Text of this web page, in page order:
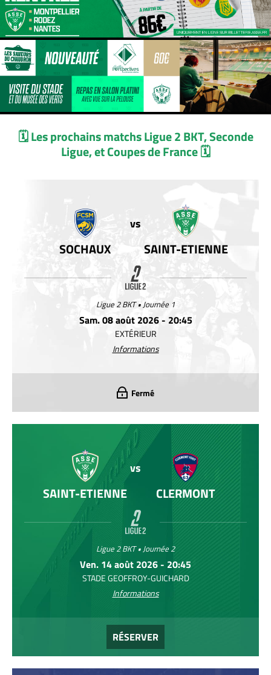
🗓️ Les prochains matchs Ligue 2 BKT, Seconde
Ligue, et Coupes de France 🗓️
SOCHAUX
vs
SAINT-ETIENNE
Ligue 2 BKT • Journée 1
Sam. 08 août 2026 - 20:45
EXTÉRIEUR
Informations
Fermé
SAINT-ETIENNE
vs
CLERMONT
Ligue 2 BKT • Journée 2
Ven. 14 août 2026 - 20:45
STADE GEOFFROY-GUICHARD
Informations
RÉSERVER